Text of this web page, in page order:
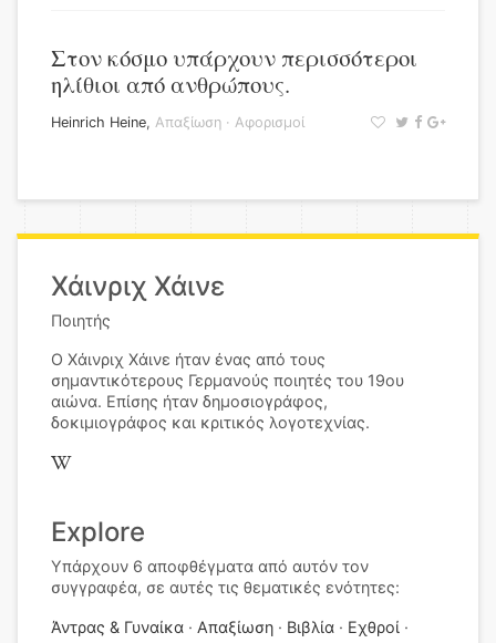
Στον κόσμο υπάρχουν περισσότεροι
ηλίθιοι από ανθρώπους.
Heinrich Heine, Απαξίωση · Αφορισμοί
Χάινριχ Χάινε
Ποιητής
Ο Χάινριχ Χάινε ήταν ένας από τους
σημαντικότερους Γερμανούς ποιητές του 19ου
αιώνα. Επίσης ήταν δημοσιογράφος,
δοκιμιογράφος και κριτικός λογοτεχνίας.
Explore
Υπάρχουν 6 αποφθέγματα από αυτόν τον
συγγραφέα, σε αυτές τις θεματικές ενότητες:
Άντρας & Γυναίκα Απαξίωση Βιβλία
Εχθροί